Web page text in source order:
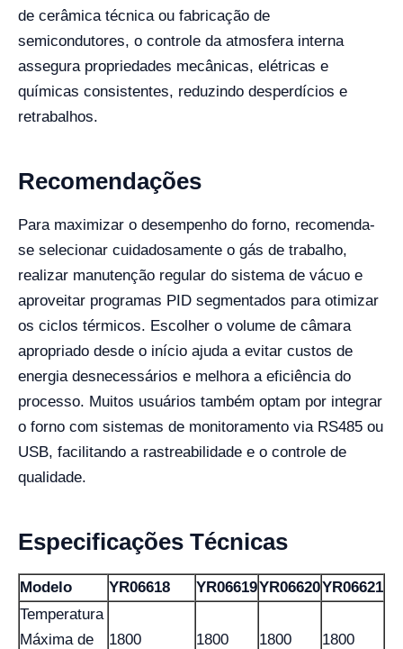
de cerâmica técnica ou fabricação de
semicondutores, o controle da atmosfera interna
assegura propriedades mecânicas, elétricas e
químicas consistentes, reduzindo desperdícios e
retrabalhos.
Recomendações
Para maximizar o desempenho do forno, recomenda-
se selecionar cuidadosamente o gás de trabalho,
realizar manutenção regular do sistema de vácuo e
aproveitar programas PID segmentados para otimizar
os ciclos térmicos. Escolher o volume de câmara
apropriado desde o início ajuda a evitar custos de
energia desnecessários e melhora a eficiência do
processo. Muitos usuários também optam por integrar
o forno com sistemas de monitoramento via RS485 ou
USB, facilitando a rastreabilidade e o controle de
qualidade.
Especificações Técnicas
Modelo YR06618 YR06619YR06620YR06621
Temperatura
Máxima de
1800 1800 1800 1800